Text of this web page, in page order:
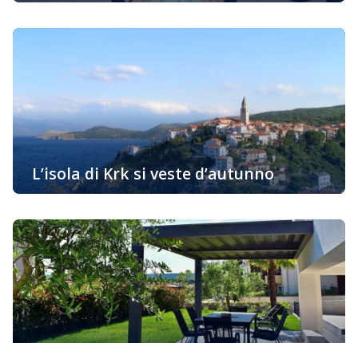
novembre sia altrettanto bello, soleggiato con una
coraggiosi bagnanti che hanno fatto il bagno sfruttando
ancora le ultime accettabili temperature del mare, questo
fatto parla da solo quanto la costa croata […]
L’isola di Krk si veste d’autunno
le sue magie e bellezze, le temperature sono più miti e
non ci sono code. Nonostante ci sono svariate attività,
per coloro che amano passare il tempo in maniera attiva
fino agli amanti delle storie enogastronomiche dell’isola
di Krk le quali, vi delizieranno. Questo periodo è […]